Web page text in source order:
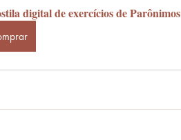
digital de exercícios de Parônimos